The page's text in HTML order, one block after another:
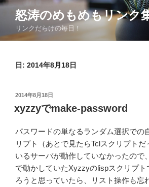
コ
ン
怒涛のめもめもリンク
リンクだらけの毎日！
日: 2014年8月18日
投
日:
2014年8月18日
xyzzyでmake-password
パスワードの単なるランダム選択での
リプト（あとで見たらTclスクリプト
いるサーバが動作していなかったので
で動かしていたXyzzyのlispスクリプ
ろうと思っていたら、リスト操作も忘